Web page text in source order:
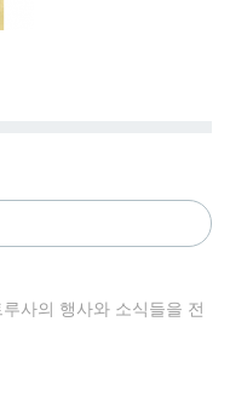
사의 행사와 소식들을 전